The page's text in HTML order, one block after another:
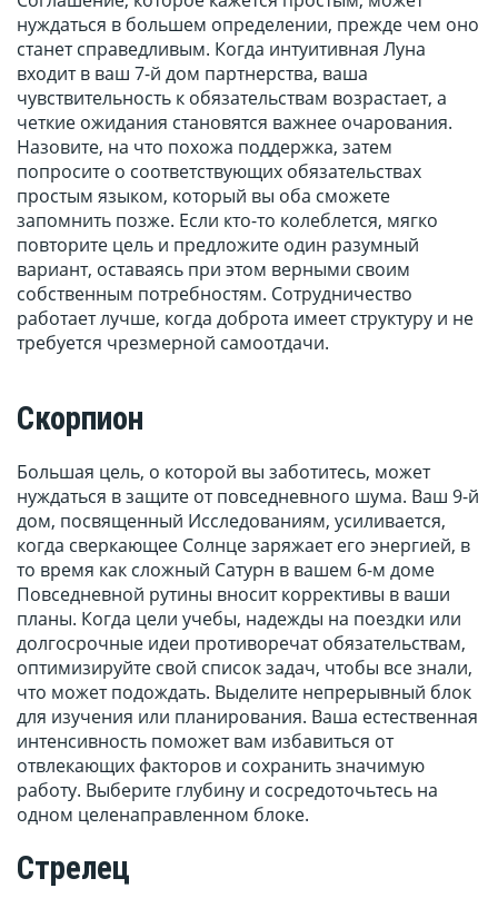
нуждаться в большем определении, прежде чем оно
станет справедливым. Когда интуитивная Луна
входит в ваш 7-й дом партнерства, ваша
чувствительность к обязательствам возрастает, а
четкие ожидания становятся важнее очарования.
Назовите, на что похожа поддержка, затем
попросите о соответствующих обязательствах
простым языком, который вы оба сможете
запомнить позже. Если кто-то колеблется, мягко
повторите цель и предложите один разумный
вариант, оставаясь при этом верными своим
собственным потребностям. Сотрудничество
работает лучше, когда доброта имеет структуру и не
требуется чрезмерной самоотдачи.
Скорпион
Большая цель, о которой вы заботитесь, может
нуждаться в защите от повседневного шума. Ваш 9-й
дом, посвященный Исследованиям, усиливается,
когда сверкающее Солнце заряжает его энергией, в
то время как сложный Сатурн в вашем 6-м доме
Повседневной рутины вносит коррективы в ваши
планы. Когда цели учебы, надежды на поездки или
долгосрочные идеи противоречат обязательствам,
оптимизируйте свой список задач, чтобы все знали,
что может подождать. Выделите непрерывный блок
для изучения или планирования. Ваша естественная
интенсивность поможет вам избавиться от
отвлекающих факторов и сохранить значимую
работу. Выберите глубину и сосредоточьтесь на
одном целенаправленном блоке.
Стрелец